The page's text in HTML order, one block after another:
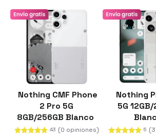
Nothing CMF Phone
2 Pro 5G
8GB/256GB Blanco
43 (0 opiniones)
Nothing
5G
5